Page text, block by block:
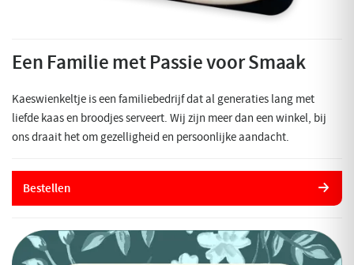
Een Familie met Passie voor Smaak
Kaeswienkeltje is een familiebedrijf dat al generaties lang met
liefde kaas en broodjes serveert. Wij zijn meer dan een winkel, bij
ons draait het om gezelligheid en persoonlijke aandacht.
Bestellen